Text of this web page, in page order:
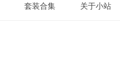
套装合集 关于小站